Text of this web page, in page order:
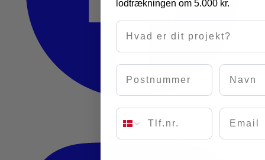
lodtrækningen om 5.000 kr.
Hvad er dit projekt?
Postnummer Navn
Email